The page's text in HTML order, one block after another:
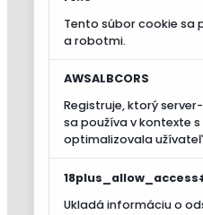
Tento súbor cookie sa
a robotmi.
AWSALBCORS
Registruje, ktorý
sa používa v kontexte
optimalizovala
Ukladá informáciu o